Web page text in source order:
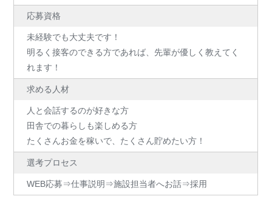
応募資格
未経験でも大丈夫です！
明るく接客のできる方であれば、先輩が優しく教えてく
れます！
求める人材
人と会話するのが好きな方
田舎での暮らしも楽しめる方
たくさんお金を稼いで、たくさん貯めたい方！
選考プロセス
WEB応募⇒仕事説明⇒施設担当者へお話⇒採用